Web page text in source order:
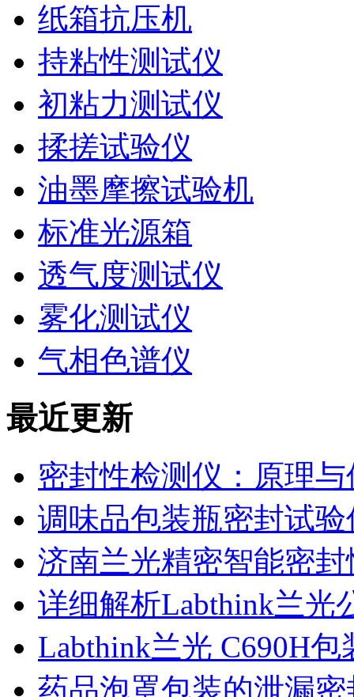
纸箱抗压机
持粘性测试仪
初粘力测试仪
揉搓试验仪
油墨摩擦试验机
标准光源箱
透气度测试仪
雾化测试仪
气相色谱仪
最近更新
密封性检测仪：原理
调味品包装瓶密封试
济南兰光精密智能密
详细解析Labthink兰光
Labthink兰光 C690H
药品泡罩包装的泄漏